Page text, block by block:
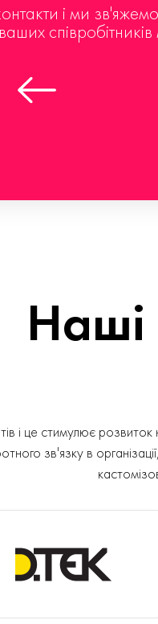
і ми
Наші
і це стимулює
зв'язку в